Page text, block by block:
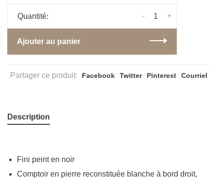
Quantité: +
-
Ajouter au panier
Partager ce produit: Facebook Twitter Pinterest Courriel
Description
Fini peint en noir
Comptoir en pierre reconstituée blanche à bord droit,